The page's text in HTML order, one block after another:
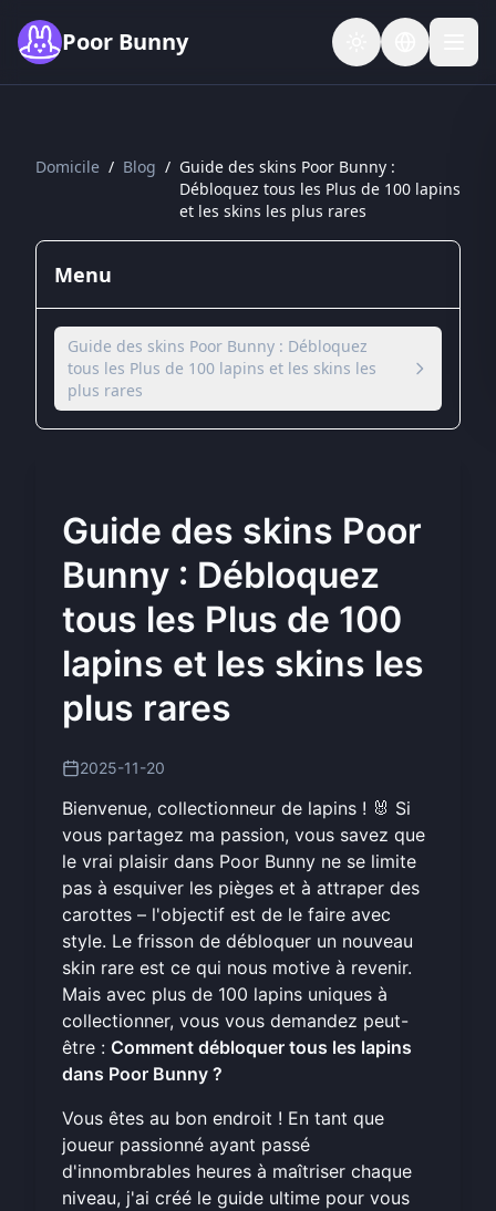
Poor Bunny
Domicile / Blog / Guide des skins Poor Bunny :
Débloquez tous les Plus de 100 lapins
et les skins les plus rares
Menu
Guide des skins Poor Bunny : Débloquez
tous les Plus de 100 lapins et les skins les
plus rares
Guide des skins Poor
Bunny : Débloquez
tous les Plus de 100
lapins et les skins les
plus rares
2025-11-20
Bienvenue, collectionneur de lapins ! 🐰 Si
vous partagez ma passion, vous savez que
le vrai plaisir dans Poor Bunny ne se limite
pas à esquiver les pièges et à attraper des
carottes – l'objectif est de le faire avec
style. Le frisson de débloquer un nouveau
skin rare est ce qui nous motive à revenir.
Mais avec plus de 100 lapins uniques à
collectionner, vous vous demandez peut-
être : Comment débloquer tous les lapins
dans Poor Bunny ?
Vous êtes au bon endroit ! En tant que
joueur passionné ayant passé
d'innombrables heures à maîtriser chaque
niveau, j'ai créé le guide ultime pour vous